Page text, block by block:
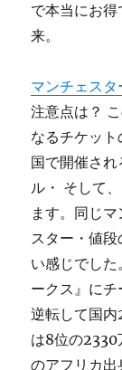
で本当にお
来。
マンチェス
注意点は？
なるチケッ
国で開催さ
ル・ そして
ます。同じ
スター・値
い感じでし
ークス』に
逆転して国
は8位の2330
のアフリカ